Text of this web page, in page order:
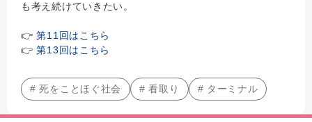
も考え続けていきたい。
👉第11回はこちら
👉第13回はこちら
# 死をことほぐ社会 # 看取り # ターミナル